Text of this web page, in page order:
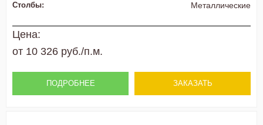
Столбы: Металлические
Цена:
от 10 326 руб./п.м.
ПОДРОБНЕЕ ЗАКАЗАТЬ